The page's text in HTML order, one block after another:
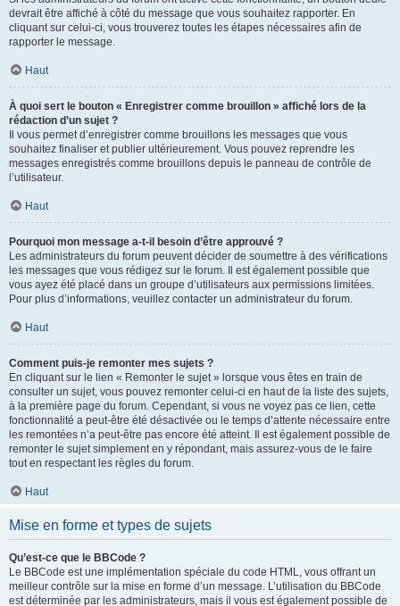
devrait être affiché à côté du message que vous souhaitez rapporter. En
cliquant sur celui-ci, vous trouverez toutes les étapes nécessaires afin de
rapporter le message.
Haut
À quoi sert le bouton « Enregistrer comme brouillon » affiché lors de la
rédaction d’un sujet ?
Il vous permet d’enregistrer comme brouillons les messages que vous
souhaitez finaliser et publier ultérieurement. Vous pouvez reprendre les
messages enregistrés comme brouillons depuis le panneau de contrôle de
l’utilisateur.
Haut
Pourquoi mon message a-t-il besoin d’être approuvé ?
Les administrateurs du forum peuvent décider de soumettre à des vérifications
les messages que vous rédigez sur le forum. Il est également possible que
vous ayez été placé dans un groupe d’utilisateurs aux permissions limitées.
Pour plus d’informations, veuillez contacter un administrateur du forum.
Haut
Comment puis-je remonter mes sujets ?
En cliquant sur le lien « Remonter le sujet » lorsque vous êtes en train de
consulter un sujet, vous pouvez remonter celui-ci en haut de la liste des sujets,
à la première page du forum. Cependant, si vous ne voyez pas ce lien, cette
fonctionnalité a peut-être été désactivée ou le temps d’attente nécessaire entre
les remontées n’a peut-être pas encore été atteint. Il est également possible de
remonter le sujet simplement en y répondant, mais assurez-vous de le faire
tout en respectant les règles du forum.
Haut
Mise en forme et types de sujets
Qu’est-ce que le BBCode ?
Le BBCode est une implémentation spéciale du code HTML, vous offrant un
meilleur contrôle sur la mise en forme d’un message. L’utilisation du BBCode
est déterminée par les administrateurs, mais il vous est également possible de